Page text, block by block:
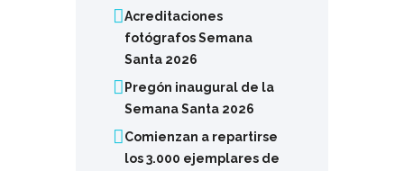
Acreditaciones
fotógrafos Semana
Santa 2026
Pregón inaugural de la
Semana Santa 2026
Comienzan a repartirse
los 3.000 ejemplares de